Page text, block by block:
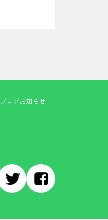
ブログお知らせ